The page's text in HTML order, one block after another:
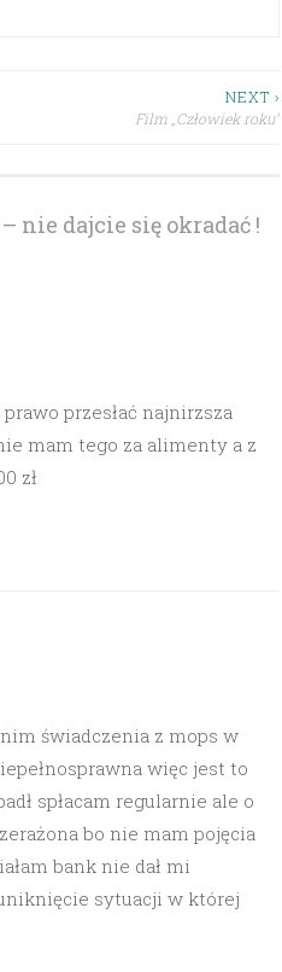
NEXT ›
Film „Człowiek roku”
nie dajcie się okradać !
przesłać najnirzsza
mam tego za alimenty a z
zł
świadczenia z mops w
więc jest to
spłacam regularnie ale o
bo nie mam pojęcia
bank nie dał mi
sytuacji w której